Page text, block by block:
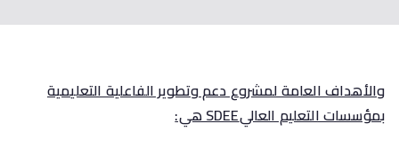
والأهداف العامة لمشروع دعم وتطوير الفاعلية التعليمية
بمؤسسات التعليم العاليSDEEهي: